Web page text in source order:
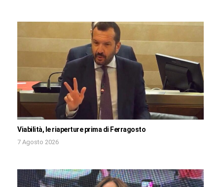
Viabilità, le riaperture prima di Ferragosto
7 Agosto 2026